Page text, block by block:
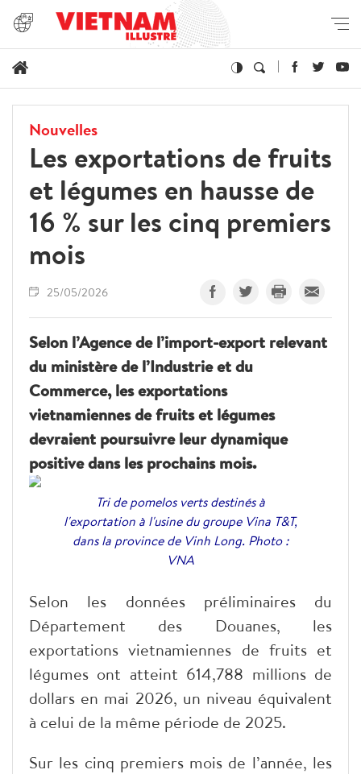
Nouvelles
Les exportations de fruits
et légumes en hausse de
16 % sur les cinq premiers
mois
25/05/2026
Selon l’Agence de l’import-export relevant
du ministère de l’Industrie et du
Commerce, les exportations
vietnamiennes de fruits et légumes
devraient poursuivre leur dynamique
positive dans les prochains mois.
Tri de pomelos verts destinés à
l'exportation à l'usine du groupe Vina T&T,
dans la province de Vinh Long. Photo :
VNA
Selon les données préliminaires du
Département des Douanes, les
exportations vietnamiennes de fruits et
légumes ont atteint 614,788 millions de
dollars en mai 2026, un niveau équivalent
à celui de la même période de 2025.
Sur les cinq premiers mois de l’année, les